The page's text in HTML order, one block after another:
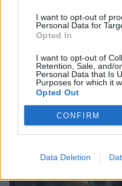
I want to opt-out of
Personal Data for
Opted In
I want to opt-out of
Retention, Sale, and/
Personal Data that Is
Purposes for which it
Opted Out
CONFIRM
Data Deletion
Išskirtiniai kadrai:
Žydrūnas
varžytis golfo